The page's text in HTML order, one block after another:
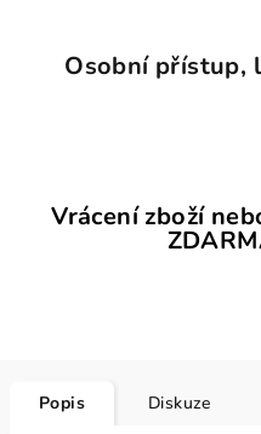
Osobní přístup,
Vrácení zboží
Popis Diskuze